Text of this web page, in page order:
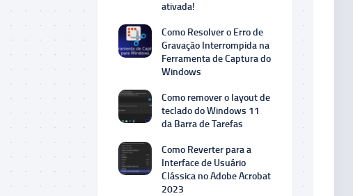
ativada!
Como Resolver o Erro de
Gravação Interrompida na
Ferramenta de Captura do
Windows
Como remover o layout de
teclado do Windows 11
da Barra de Tarefas
Como Reverter para a
Interface de Usuário
Clássica no Adobe Acrobat
2023